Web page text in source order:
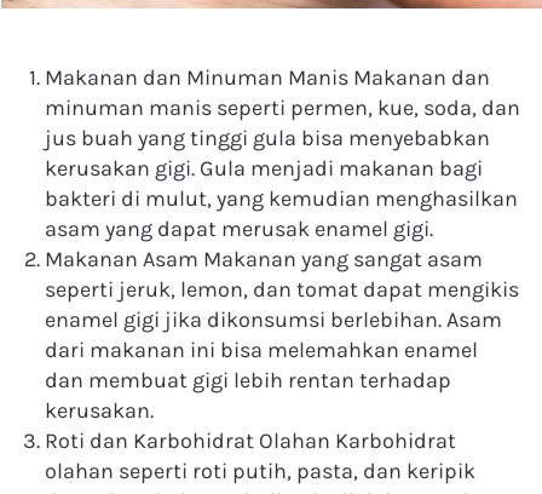
Makanan dan Minuman Manis Makanan dan
minuman manis seperti permen, kue, soda, dan
jus buah yang tinggi gula bisa menyebabkan
kerusakan gigi. Gula menjadi makanan bagi
bakteri di mulut, yang kemudian menghasilkan
asam yang dapat merusak enamel gigi.
Makanan Asam Makanan yang sangat asam
seperti jeruk, lemon, dan tomat dapat mengikis
enamel gigi jika dikonsumsi berlebihan. Asam
dari makanan ini bisa melemahkan enamel
dan membuat gigi lebih rentan terhadap
kerusakan.
Roti dan Karbohidrat Olahan Karbohidrat
olahan seperti roti putih, pasta, dan keripik